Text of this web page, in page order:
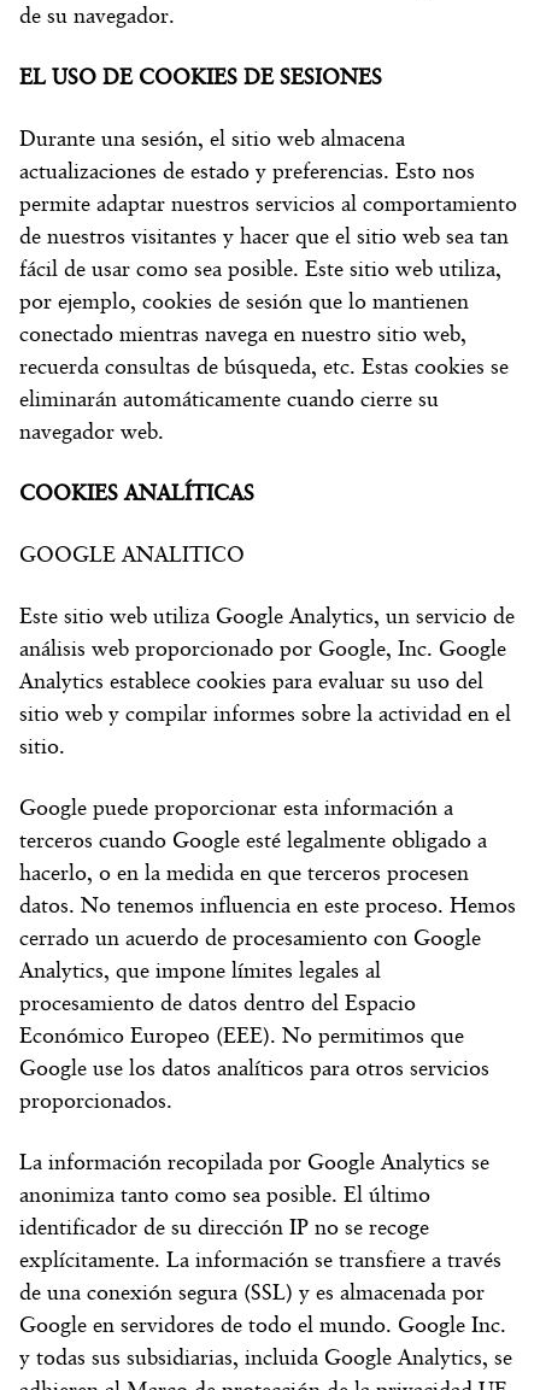
de su navegador.
EL USO DE COOKIES DE SESIONES
Durante una sesión, el sitio web almacena
actualizaciones de estado y preferencias. Esto nos
permite adaptar nuestros servicios al comportamiento
de nuestros visitantes y hacer que el sitio web sea tan
fácil de usar como sea posible. Este sitio web utiliza,
por ejemplo, cookies de sesión que lo mantienen
conectado mientras navega en nuestro sitio web,
recuerda consultas de búsqueda, etc. Estas cookies se
eliminarán automáticamente cuando cierre su
navegador web.
COOKIES ANALÍTICAS
GOOGLE ANALITICO
Este sitio web utiliza Google Analytics, un servicio de
análisis web proporcionado por Google, Inc. Google
Analytics establece cookies para evaluar su uso del
sitio web y compilar informes sobre la actividad en el
sitio.
Google puede proporcionar esta información a
terceros cuando Google esté legalmente obligado a
hacerlo, o en la medida en que terceros procesen
datos. No tenemos influencia en este proceso. Hemos
cerrado un acuerdo de procesamiento con Google
Analytics, que impone límites legales al
procesamiento de datos dentro del Espacio
Económico Europeo (EEE). No permitimos que
Google use los datos analíticos para otros servicios
proporcionados.
La información recopilada por Google Analytics se
anonimiza tanto como sea posible. El último
identificador de su dirección IP no se recoge
explícitamente. La información se transfiere a través
de una conexión segura (SSL) y es almacenada por
Google en servidores de todo el mundo. Google Inc.
y todas sus subsidiarias, incluida Google Analytics, se